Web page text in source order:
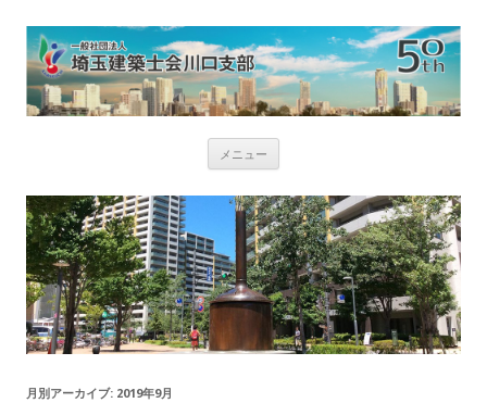
メニュー
ン
ツ
へ
ス
キ
ッ
プ
月別アーカイブ: 2019年9月